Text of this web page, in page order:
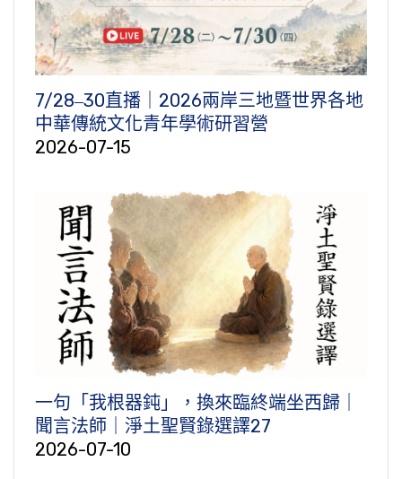
7/28‒30直播｜2026兩岸三地暨世界各地
中華傳統文化青年學術研習營
2026-07-15
一句「我根器鈍」，換來臨終端坐西歸｜
聞言法師｜淨土聖賢錄選譯27
2026-07-10